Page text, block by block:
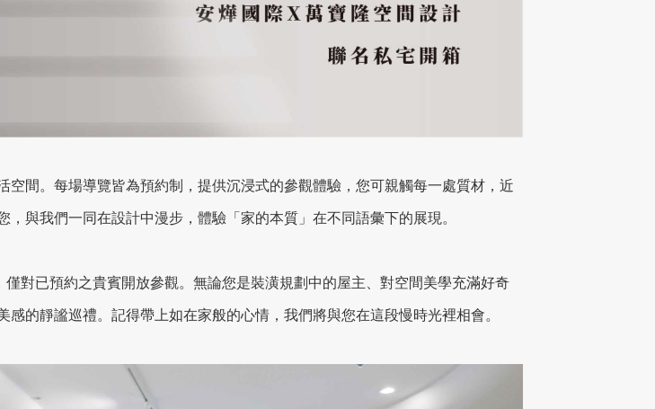
間。每場導覽皆為預約制，提供沉浸式的參觀體驗，您可親觸每一處質材，近
與我們一同在設計中漫步，體驗「家的本質」在不同語彙下的展現。
對已預約之貴賓開放參觀。無論您是裝潢規劃中的屋主、對空間美學充滿好奇
的靜謐巡禮。記得帶上如在家般的心情，我們將與您在這段慢時光裡相會。